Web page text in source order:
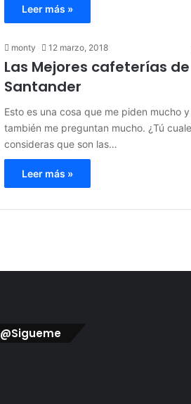
Leer más »
monty 12 marzo, 2018
Las Mejores cafeterías de
Santander
Esto es una cosa que me piden mucho
también me preguntan mucho. ¿Tú
consideras que son las…
Leer más »
@Sigueme